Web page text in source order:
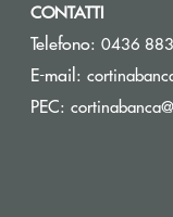
CONTATTI
Telefono: 0436
E-mail:
PEC: